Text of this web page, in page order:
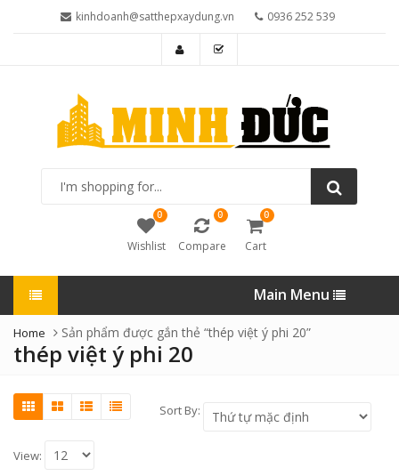
kinhdoanh@satthepxaydung.vn 0936 252 539
shopping
0
Wishlist
0
Compare
0
Cart
Main Menu
Home Sản phẩm được gắn thẻ “thép việt ý phi 20”
thép việt ý phi 20
Sort By:
View: